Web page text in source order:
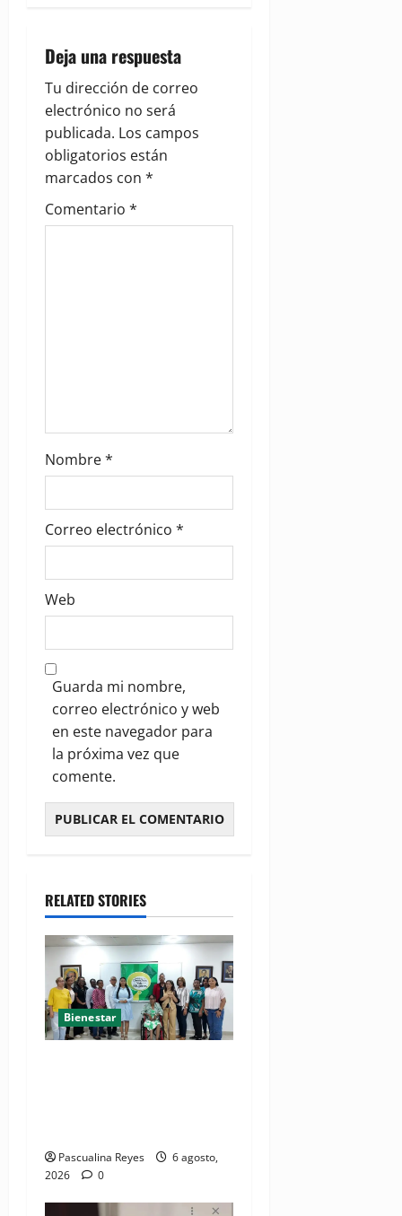
g
a
t
i
o
Deja una respuesta
Tu dirección de correo
electrónico no será
publicada. Los campos
obligatorios están
marcados con *
Comentario *
Nombre*
Correo electrónico *
Web
Guarda mi nombre,
correo electrónico y web
en este navegador para
la próxima vez que
comente.
RELATED STORIES
Bienestar
Pascualina Reyes
6 agosto,
2026
0